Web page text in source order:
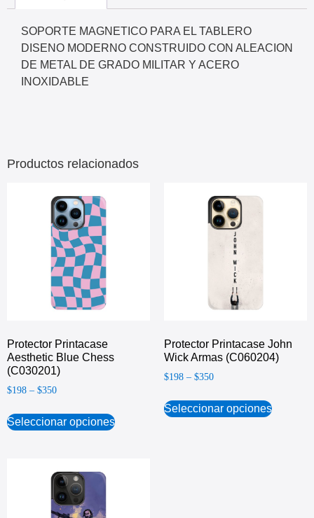
SOPORTE MAGNETICO PARA EL TABLERO
DISENO MODERNO CONSTRUIDO CON ALEACION
DE METAL DE GRADO MILITAR Y ACERO
INOXIDABLE
Productos relacionados
Protector Printacase
Aesthetic Blue Chess
(C030201)
$198 – $350
Seleccionar opciones
Protector Printacase John
Wick Armas (C060204)
$198 – $350
Seleccionar opciones